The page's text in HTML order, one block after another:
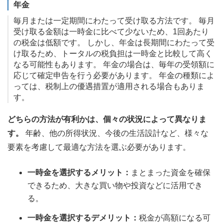
年金
毎月または一定期間にわたって受け取る方法です。 毎月
受け取る金額は一時金に比べて少ないため、1回あたり
の税金は低額です。 しかし、年金は長期間にわたって受
け取るため、トータルの税負担は一時金と比較して高く
なる可能性もあります。 年金の場合は、毎年の受領額に
応じて確定申告を行う必要があります。 年金の種類によ
っては、税制上の優遇措置が適用される場合もありま
す。
どちらの方法が有利かは、個々の状況によって異なりま
す。
年齢、他の所得状況、今後の生活設計など、様々な
要素を考慮して最適な方法を選ぶ必要があります。
一時金を選択するメリット： まとまった資金を確保
できるため、大きな買い物や投資などに活用でき
る。
一時金を選択するデメリット： 税金が高額になる可